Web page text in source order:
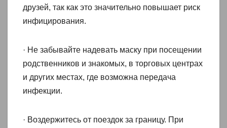
друзей, так как это значительно повышает риск
инфицирования.
· Не забывайте надевать маску при посещении
родственников и знакомых, в торговых центрах
и других местах, где возможна передача
инфекции.
· Воздержитесь от поездок за границу. При